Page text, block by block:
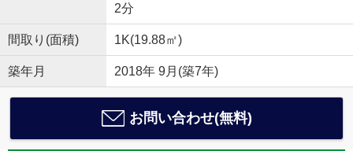
2分
間取り(面積) 1K(19.88㎡)
築年月 2018年 9月(築7年)
お問い合わせ(無料)